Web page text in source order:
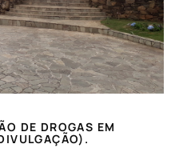
DE DROGAS EM